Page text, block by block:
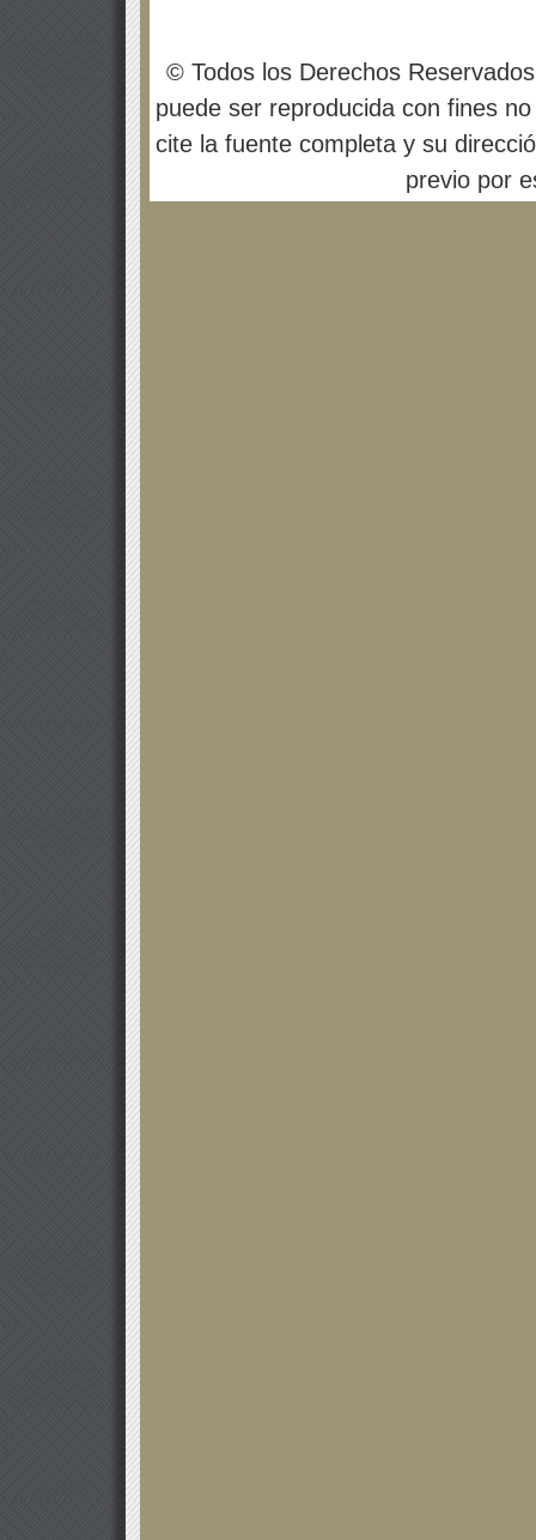
© Todos los Derechos
puede ser reproducida con fines
cite la fuente completa y su
previo por